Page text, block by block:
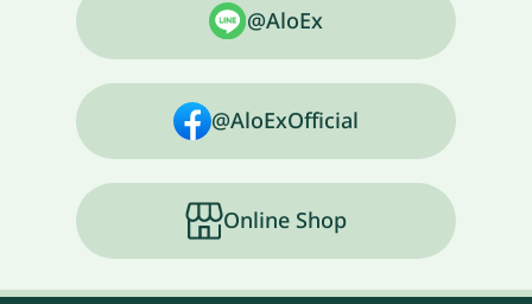
@AloEx
@AloExOfficial
Online Shop